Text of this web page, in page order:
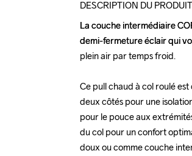
DESCRIPTION DU PRODUIT
La couche intermédiaire
demi-fermeture éclair qui
plein air par temps froid.
Ce pull chaud à col roulé
deux côtés pour une
pour le pouce aux
du col pour un confort
doux ou comme couche
La couche intermédiaire
demi-fermeture éclair qui
plein air par temps froid.
Ce pull chaud à col roulé
deux côtés pour une
pour le pouce aux
du col pour un confort
doux ou comme couche